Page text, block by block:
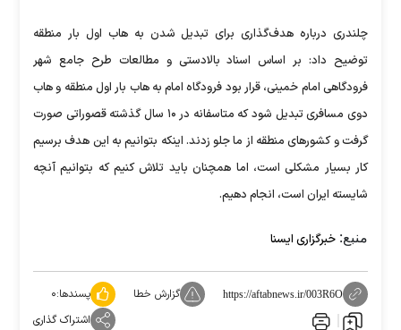
چلندری درباره هدف‌گذاری برای تبدیل شدن به هاب اول بار منطقه
توضیح داد: بر اساس اسناد بالادستی و مطالعات طرح جامع شهر
فرودگاهی امام خمینی، قرار بود فرودگاه امام به هاب بار اول منطقه و هاب
دوی مسافری تبدیل شود که متاسفانه در ۱۰ سال گذشته قصوراتی صورت
گرفت و کشور‌های منطقه از ما جلو زدند. اینکه بتوانیم به این هدف برسیم
کار بسیار مشکلی است، اما همچنان باید تلاش کنیم که بتوانیم آنچه
شایسته ایران است، انجام دهیم.
منبع: خبرگزاری ایسنا
https://aftabnews.ir/003R6O گزارش خطا پسندها:۰
اشتراک گذاری